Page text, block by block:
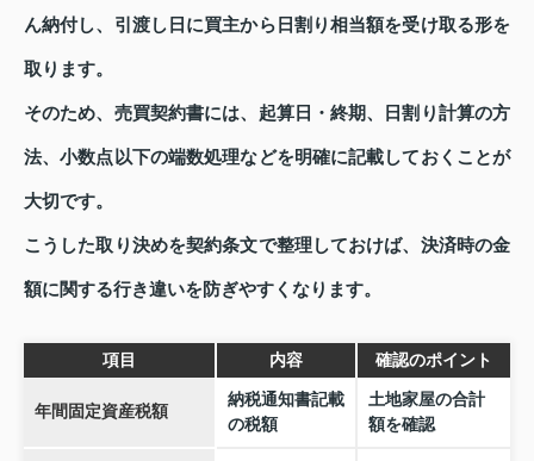
ん納付し、引渡し日に買主から日割り相当額を受け取る形を
取ります。
そのため、売買契約書には、起算日・終期、日割り計算の方
法、小数点以下の端数処理などを明確に記載しておくことが
大切です。
こうした取り決めを契約条文で整理しておけば、決済時の金
額に関する行き違いを防ぎやすくなります。
項目 内容 確認のポイント
年間固定資産税額
納税通知書記載
の税額
土地家屋の合計
額を確認